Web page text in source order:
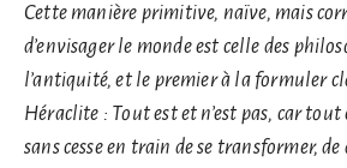
Cette manière primitive, naïve, mais
d’envisager le monde est celle des
l’antiquité, et le premier à la formuler
Héraclite : Tout est et n’est pas, car tout
sans cesse en train de se transformer,